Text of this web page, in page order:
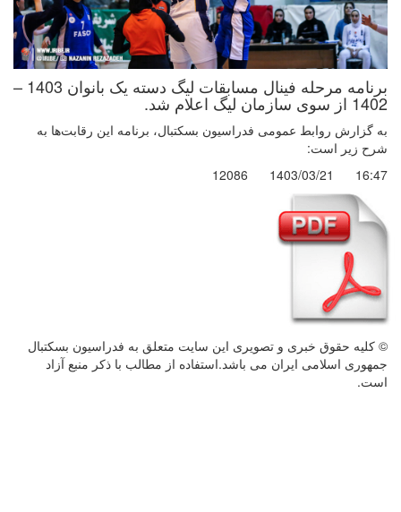
برنامه مرحله فینال مسابقات لیگ دسته یک بانوان 1403 –
1402 از سوی سازمان لیگ اعلام شد.
به گزارش روابط عمومی فدراسیون بسکتبال، برنامه این رقابت‌ها به
شرح زیر است:
16:47
1403/03/21
12086
© کليه حقوق خبری و تصويری اين سايت متعلق به فدراسیون بسکتبال
جمهوری اسلامی ایران می باشد.استفاده از مطالب با ذكر منبع آزاد
است.